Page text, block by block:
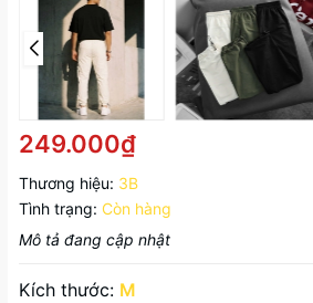
249.000₫
Thương hiệu: 3B
Tình trạng: Còn hàng
Mô tả đang cập nhật
Kích thước: M